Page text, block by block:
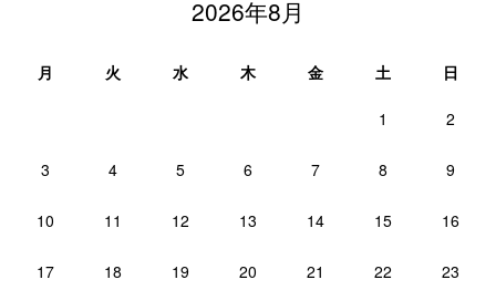
2026年8月
月 火 水 木 金 土 日
1 2
3 4 5 6 7 8 9
10 11 12 13 14 15 16
17 18 19 20 21 22 23